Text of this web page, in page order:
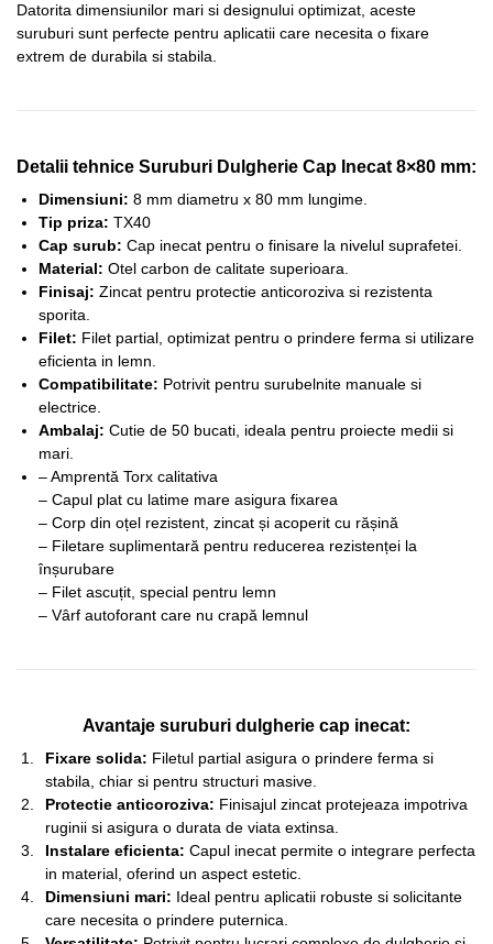
Datorita dimensiunilor mari si designului optimizat, aceste
suruburi sunt perfecte pentru aplicatii care necesita o fixare
extrem de durabila si stabila.
Detalii tehnice Suruburi Dulgherie Cap Inecat 8×80 mm:
Dimensiuni: 8 mm diametru x 80 mm lungime.
Tip priza: TX40
Cap surub: Cap inecat pentru o finisare la nivelul suprafetei.
Material: Otel carbon de calitate superioara.
Finisaj: Zincat pentru protectie anticoroziva si rezistenta
sporita.
Filet: Filet partial, optimizat pentru o prindere ferma si utilizare
eficienta in lemn.
Compatibilitate: Potrivit pentru surubelnite manuale si
electrice.
Ambalaj: Cutie de 50 bucati, ideala pentru proiecte medii si
mari.
– Amprentă Torx calitativa
– Capul plat cu latime mare asigura fixarea
– Corp din oțel rezistent, zincat și acoperit cu rășină
– Filetare suplimentară pentru reducerea rezistenței la
înșurubare
– Filet ascuțit, special pentru lemn
– Vârf autoforant care nu crapă lemnul
Avantaje suruburi dulgherie cap inecat:
Fixare solida: Filetul partial asigura o prindere ferma si
stabila, chiar si pentru structuri masive.
Protectie anticoroziva: Finisajul zincat protejeaza impotriva
ruginii si asigura o durata de viata extinsa.
Instalare eficienta: Capul inecat permite o integrare perfecta
in material, oferind un aspect estetic.
Dimensiuni mari: Ideal pentru aplicatii robuste si solicitante
care necesita o prindere puternica.